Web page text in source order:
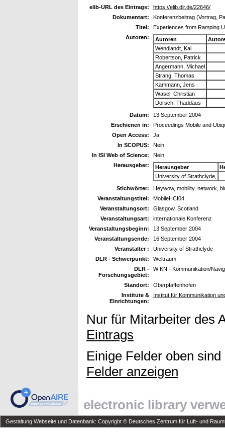
elib-URL des Eintrags:
https://elib.dlr.de/22646/
Dokumentart:
Konferenzbeitrag (Vortrag,
Titel:
Experiences from Ramping
Autoren:
Autoren
Wendlandt, Kai
Robertson, Patrick
Angermann, Michael
Strang, Thomas
Kammann, Jens
Wasel, Christian
Dorsch, Thaddäus
Datum:
13 September 2004
Erschienen in:
Proceedings Mobile and
Open Access:
Ja
In SCOPUS:
Nein
In ISI Web of Science:
Nein
Herausgeber:
Herausgeber
University of Strathclyde,
Stichwörter:
Heywow, mobility, network,
Veranstaltungstitel:
MobileHCI04
Veranstaltungsort:
Glasgow, Scotland
Veranstaltungsart:
internationale Konferenz
Veranstaltungsbeginn:
13 September 2004
Veranstaltungsende:
16 September 2004
Veranstalter :
University of Strathclyde
DLR - Schwerpunkt:
Weltraum
DLR -
Forschungsgebiet:
W KN - Kommunikation/
Standort:
Oberpfaffenhofen
Institute &
Einrichtungen:
Institut für Kommunikation
Nur für Mitarbeiter des
Eintrags
Einige Felder oben
Felder anzeigen
electronic library
Gestaltung Webseite und Datenbank: Copyright © Deutsches Zentrum für Luft- und